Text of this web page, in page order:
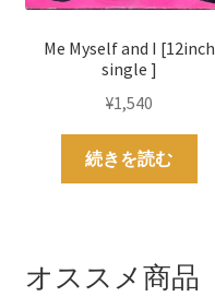
Me Myself and I [12inch
single ]
¥1,540
続きを読む
オススメ商品